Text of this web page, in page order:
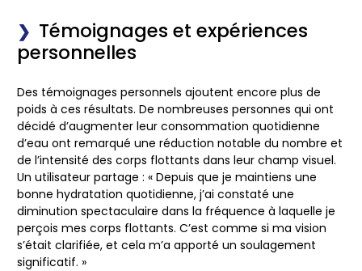
Témoignages et expériences
personnelles
Des témoignages personnels ajoutent encore plus de
poids à ces résultats. De nombreuses personnes qui ont
décidé d’augmenter leur consommation quotidienne
d’eau ont remarqué une réduction notable du nombre et
de l’intensité des corps flottants dans leur champ visuel.
Un utilisateur partage : « Depuis que je maintiens une
bonne hydratation quotidienne, j’ai constaté une
diminution spectaculaire dans la fréquence à laquelle je
perçois mes corps flottants. C’est comme si ma vision
s’était clarifiée, et cela m’a apporté un soulagement
significatif. »